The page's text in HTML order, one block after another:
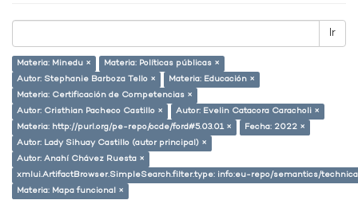
Ir
Materia: Minedu ×
Materia: Políticas públicas ×
Autor: Stephanie Barboza Tello ×
Materia: Educación ×
Materia: Certificación de Competencias ×
Autor: Cristhian Pacheco Castillo ×
Autor: Evelin Catacora Caracholi ×
Materia: http://purl.org/pe-repo/ocde/ford#5.03.01 ×
Fecha: 2022 ×
Autor: Lady Sihuay Castillo (autor principal) ×
Autor: Anahí Chávez Ruesta ×
xmlui.ArtifactBrowser.SimpleSearch.filter.type: info:eu-repo/semantics/
Materia: Mapa funcional ×